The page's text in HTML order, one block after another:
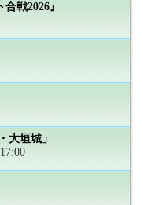
戦2026』
大垣城」